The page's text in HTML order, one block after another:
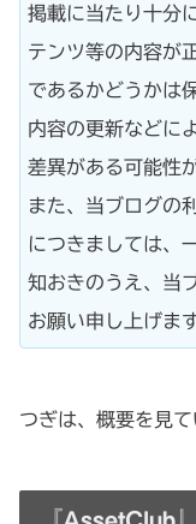
掲載に当たり十分
テンツ等の内容が
であるかどうかは
内容の更新などに
差異がある可能性
また、当ブログの
につきましては、
知おきのうえ、当
お願い申し上げます
つぎは、概要を見て